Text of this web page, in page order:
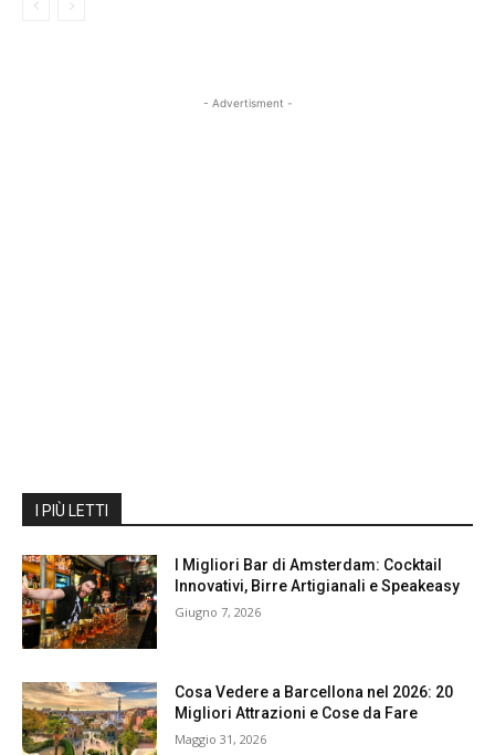
- Advertisment -
I PIÙ LETTI
I Migliori Bar di Amsterdam: Cocktail
Innovativi, Birre Artigianali e Speakeasy
Giugno 7, 2026
Cosa Vedere a Barcellona nel 2026: 20
Migliori Attrazioni e Cose da Fare
Maggio 31, 2026